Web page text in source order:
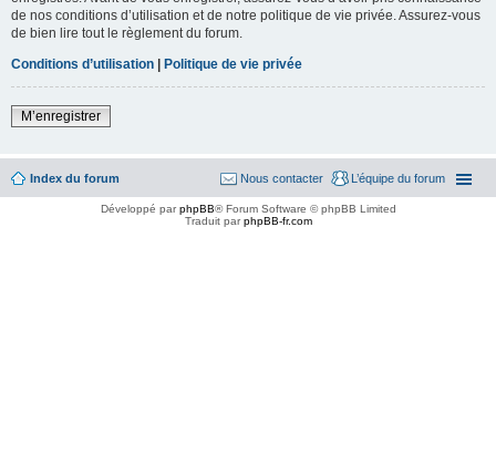
de nos conditions d’utilisation et de notre politique de vie privée. Assurez-vous
de bien lire tout le règlement du forum.
Conditions d’utilisation | Politique de vie privée
M’enregistrer
Index du forum L’équipe du forum
Nous contacter
Développé parphpBB® Forum Software © phpBB Limited
Traduit parphpBB-fr.com